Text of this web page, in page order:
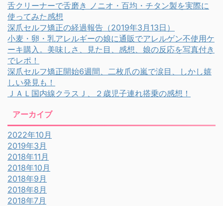
舌クリーナーで舌磨き ノニオ・百均・チタン製を実際に
使ってみた感想
深爪セルフ矯正の経過報告（2019年3月13日）
小麦・卵・乳アレルギーの娘に通販でアレルゲン不使用ケ
ーキ購入。美味しさ、見た目、感想、娘の反応を写真付き
でレポ！
深爪セルフ矯正開始6週間、二枚爪の嵐で涙目、しかし嬉
しい発見も！
ＪＡＬ国内線クラスＪ、２歳児子連れ搭乗の感想！
アーカイブ
2022年10月
2019年3月
2018年11月
2018年10月
2018年9月
2018年8月
2018年7月